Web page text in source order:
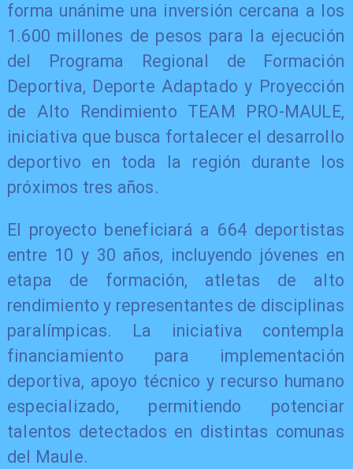
forma unánime una inversión cercana a los
1.600 millones de pesos para la ejecución
del Programa Regional de Formación
Deportiva, Deporte Adaptado y Proyección
de Alto Rendimiento TEAM PRO-MAULE,
iniciativa que busca fortalecer el desarrollo
deportivo en toda la región durante los
próximos tres años.
El proyecto beneficiará a 664 deportistas
entre 10 y 30 años, incluyendo jóvenes en
etapa de formación, atletas de alto
rendimiento y representantes de disciplinas
paralímpicas. La iniciativa contempla
financiamiento para implementación
deportiva, apoyo técnico y recurso humano
especializado, permitiendo potenciar
talentos detectados en distintas comunas
del Maule.